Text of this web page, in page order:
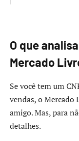
O que
Mercado
Se você tem um
vendas, o Mercado
amigo. Mas, para
detalhes.